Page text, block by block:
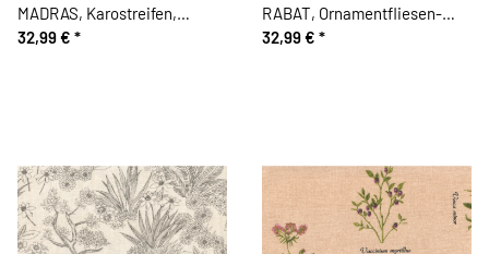
MADRAS, Karostreifen,
mintgrün
32,99 € *
RABAT, Ornamentfliesen-
Muster
32,99 € *